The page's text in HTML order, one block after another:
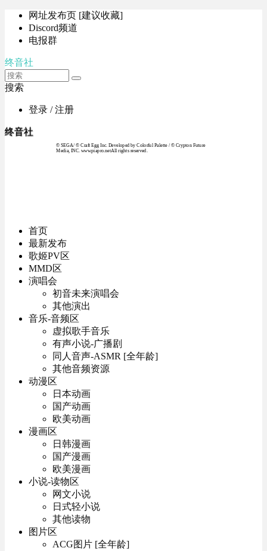
网址发布页 [建议收藏]
Discord频道
电报群
终音社
搜索
登录 / 注册
终音社
© SEGA / © Craft Egg Inc. Developed by Colorful Palette / © Crypton Future
Media, INC. www.piapro.netAll rights reserved.
首页
最新发布
歌姬PV区
MMD区
演唱会
初音未来演唱会
其他演出
音乐-音频区
虚拟歌手音乐
有声小说-广播剧
同人音声-ASMR [全年龄]
其他音频资源
动漫区
日本动画
国产动画
欧美动画
漫画区
日韩漫画
国产漫画
欧美漫画
小说-读物区
网文小说
日式轻小说
其他读物
图片区
ACG图片 [全年龄]